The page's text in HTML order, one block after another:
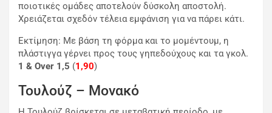
ποιοτικές ομάδες αποτελούν δύσκολη αποστολή.
Χρειάζεται σχεδόν τέλεια εμφάνιση για να πάρει κάτι.
Eκτίμηση: Με βάση τη φόρμα και το μομέντουμ, η
πλάστιγγα γέρνει προς τους γηπεδούχους και τα γκολ.
1 & Over 1,5 (1,90)
Τουλούζ – Μονακό